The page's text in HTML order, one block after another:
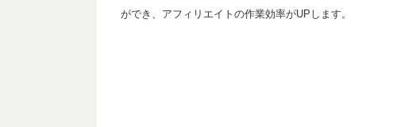
ができ、アフィリエイトの作業効率がUPします。